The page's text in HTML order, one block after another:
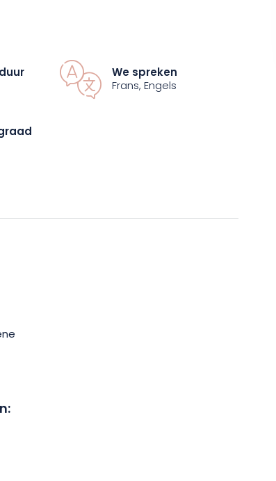
deze mountainbike ervaring is ideaal om
van kwaliteitsuitrusting voor een
bij Cap Ardennes Events en
Ardennen!
We spreken
Frans, Engels